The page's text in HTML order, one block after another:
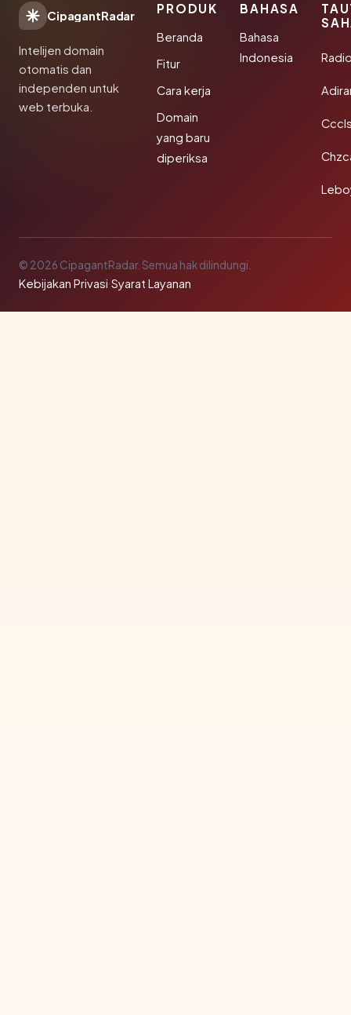
CipagantRadar
Intelijen domain
otomatis dan
independen untuk
web terbuka.
PRODUK
Beranda
Fitur
Cara kerja
Domain
yang baru
diperiksa
BAHASA
Bahasa
Indonesia
© 2026 CipagantRadar. Semua hak dilindungi.
Kebijakan Privasi·Syarat Layanan